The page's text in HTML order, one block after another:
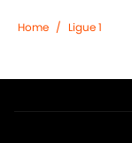
Home / Ligue 1